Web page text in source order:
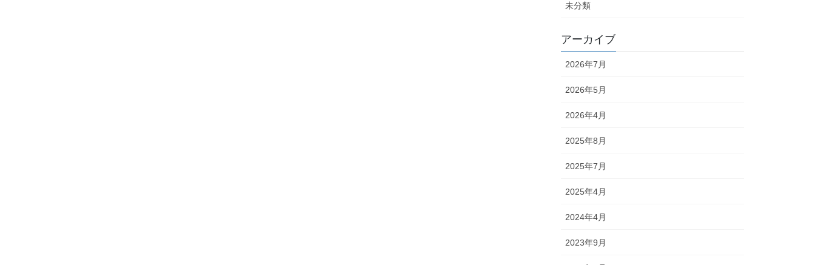
未分類
アーカイブ
2026年7月
2026年5月
2026年4月
2025年8月
2025年7月
2025年4月
2024年4月
2023年9月